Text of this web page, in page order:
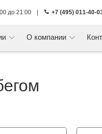
до 21:00 +7 (495) 011-40-
О компании